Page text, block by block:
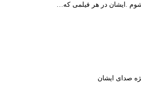
.ایشان در هر فیلمی که…
صدای ایشان